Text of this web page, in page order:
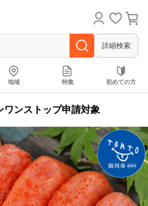
詳細検索
地域 特集 初めての方
ワンストップ申請対象